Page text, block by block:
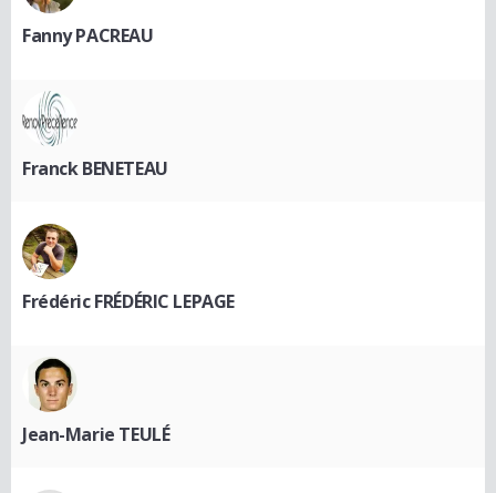
Fanny PACREAU
Franck BENETEAU
Frédéric FRÉDÉRIC LEPAGE
Jean-Marie TEULÉ